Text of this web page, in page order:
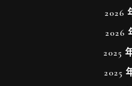
2026
2026
2025
2025